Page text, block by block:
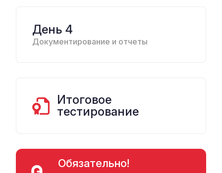
День 4
Документирование и отчеты
Итоговое
тестирование
Обязательно!